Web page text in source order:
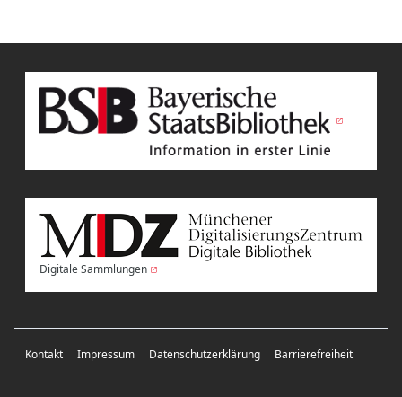
Digitale Sammlungen
Kontakt Impressum Datenschutzerklärung Barrierefreiheit